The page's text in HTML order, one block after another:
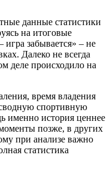
данные статистики
на итоговые
игра забывается» – не
Далеко не всегда
деле происходило на
время владения
спортивную
именно история ценнее
позже, в других
при анализе важно
статистика